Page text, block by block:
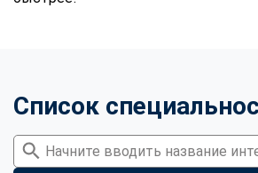
Список